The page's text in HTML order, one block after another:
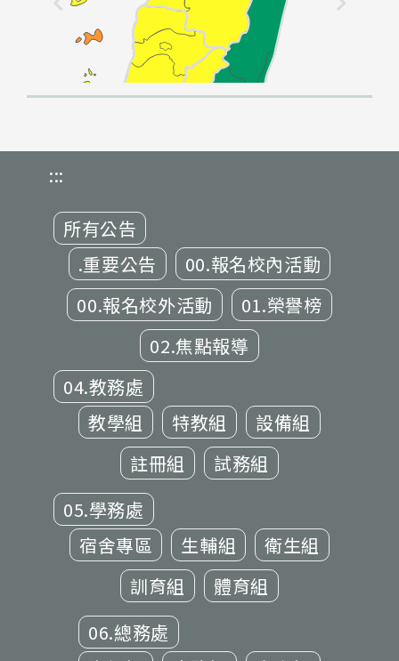
:::
所有公告
.重要公告
00.報名校內活動
00.報名校外活動
01.榮譽榜
02.焦點報導
04.教務處
教學組
特教組
設備組
註冊組
試務組
05.學務處
宿舍專區
生輔組
衛生組
訓育組
體育組
06.總務處